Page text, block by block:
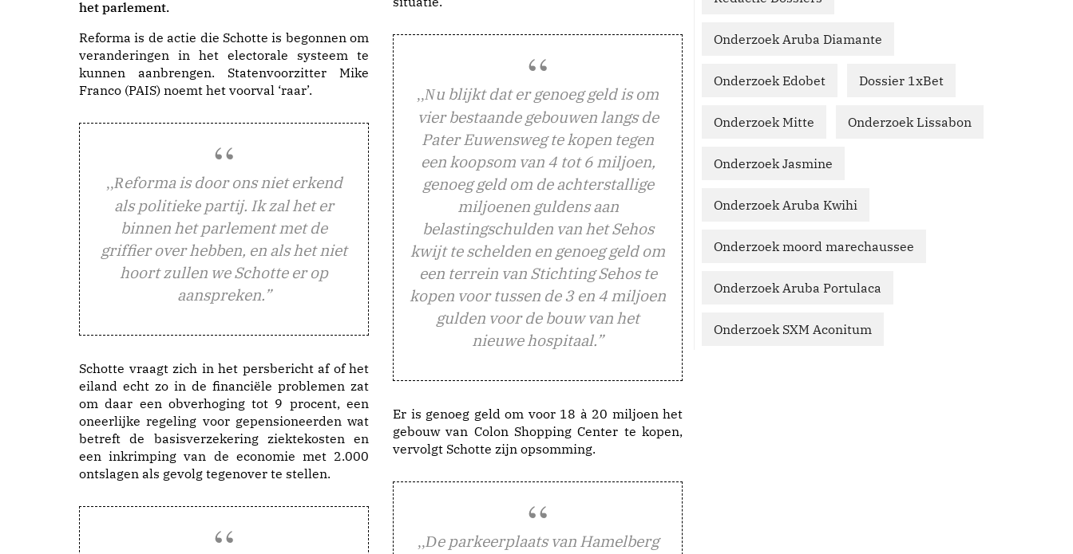
het parlement.
Reforma is de actie die Schotte is begonnen om
veranderingen in het electorale systeem te
kunnen aanbrengen. Statenvoorzitter Mike
Franco (PAIS) noemt het voorval ‘raar’.
,,Reforma is door ons niet erkend
als politieke partij. Ik zal het er
binnen het parlement met de
griffier over hebben, en als het niet
hoort zullen we Schotte er op
aanspreken.”
Schotte vraagt zich in het persbericht af of het
eiland echt zo in de financiële problemen zat
om daar een obverhoging tot 9 procent, een
oneerlijke regeling voor gepensioneerden wat
betreft de basisverzekering ziektekosten en
een inkrimping van de economie met 2.000
ontslagen als gevolg tegenover te stellen.
,,Nu blijkt dat er genoeg geld is om
vier bestaande gebouwen langs de
Pater Euwensweg te kopen tegen
een koopsom van 4 tot 6 miljoen,
genoeg geld om de achterstallige
miljoenen guldens aan
belastingschulden van het Sehos
kwijt te schelden en genoeg geld om
een terrein van Stichting Sehos te
kopen voor tussen de 3 en 4 miljoen
gulden voor de bouw van het
nieuwe hospitaal.”
Er is genoeg geld om voor 18 à 20 miljoen het
gebouw van Colon Shopping Center te kopen,
vervolgt Schotte zijn opsomming.
,,De parkeerplaats van Hamelberg
Onderzoek Aruba Diamante
Onderzoek Edobet Dossier 1xBet
Onderzoek Mitte Onderzoek Lissabon
Onderzoek Jasmine
Onderzoek Aruba Kwihi
Onderzoek moord marechaussee
Onderzoek Aruba Portulaca
Onderzoek SXM Aconitum